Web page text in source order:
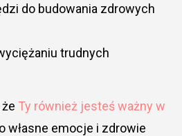
do budowania zdrowych
trudnych
Ty również jesteś ważny w
własne emocje i zdrowie